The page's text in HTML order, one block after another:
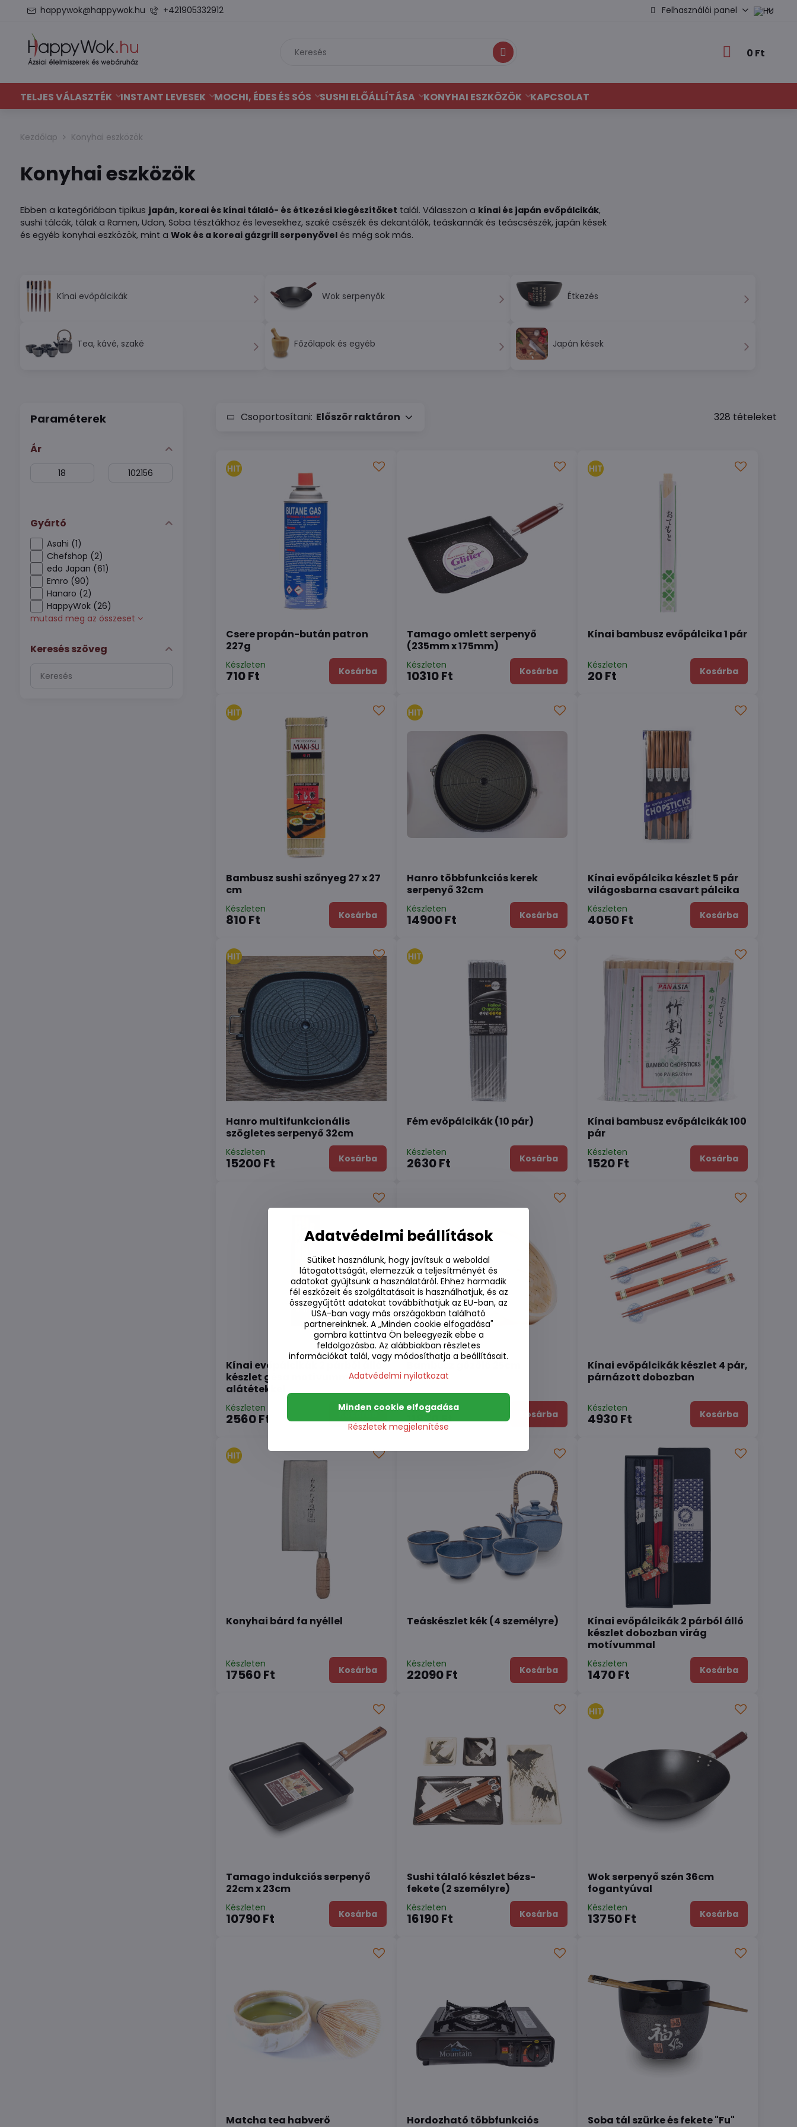
happywok@happywok.hu +421905332912 Felhasználói panel
Keresés 0 Ft
TELJES VÁLASZTÉK INSTANT LEVESEK MOCHI, ÉDES ÉS SÓS SUSHI ELŐÁLLÍTÁSA KONYHAI ESZKÖZÖK KAPCSOLAT
Kezdőlap Konyhai eszközök
Konyhai eszközök
Ebben a kategóriában tipikus japán, koreai és kínai tálaló- és étkezési kiegészítőket talál. Válasszon a kínai és japán evőpálcikák,
sushi tálcák, tálak a Ramen, Udon, Soba tésztákhoz és levesekhez, szaké csészék és dekantálók, teáskannák és teáscsészék, japán kések
és egyéb konyhai eszközök, mint a Wok és a koreai gázgrill serpenyővelés még sok más.
Kínai evőpálcikák Wok serpenyők Étkezés
Tea, kávé, szaké Főzőlapok és egyéb Japán kések
Csoportosítani: Először raktáron 328 tételeket
Csere propán-bután patron
227g
Készleten
710 Ft Kosárba
Tamago omlett serpenyő
(235mm x 175mm)
Készleten
10310 Ft Kosárba
Kínai bambusz evőpálcika 1 pár
Készleten
20 Ft Kosárba
Bambusz sushi szőnyeg 27 x 27
cm
Készleten
810 Ft Kosárba
Hanro többfunkciós kerek
serpenyő 32cm
Készleten
14900 Ft Kosárba
Kínai evőpálcika készlet 5 pár
világosbarna csavart pálcika
Készleten
4050 Ft Kosárba
Hanro multifunkcionális
szögletes serpenyő 32cm
Készleten
15200 Ft Kosárba
Fém evőpálcikák (10 pár)
Készleten
2630 Ft Kosárba
Kínai bambusz evőpálcikák 100
pár
Készleten
1520 Ft Kosárba
Kínai evőpálcikák 2 párból álló
készlet gésa motívummal,
alátétekkel
Készleten
2560 Ft
Bambusz gőzölő 25cm
Készleten
11830 Ft Kosárba
Kínai evőpálcikák készlet 4 pár,
párnázott dobozban
Készleten
4930 Ft Kosárba
Konyhai bárd fa nyéllel
Készleten
17560 Ft Kosárba
Teáskészlet kék (4 személyre)
Készleten
22090 Ft Kosárba
Kínai evőpálcikák 2 párból álló
készlet dobozban virág
motívummal
Készleten
1470 Ft Kosárba
Tamago indukciós serpenyő
22cm x 23cm
Készleten
10790 Ft Kosárba
Sushi tálaló készlet bézs-
fekete (2 személyre)
Készleten
16190 Ft Kosárba
Wok serpenyő szén 36cm
fogantyúval
Készleten
13750 Ft Kosárba
Matcha tea habverő
Hordozható többfunkciós
Soba tál szürke és fekete "Fu"
Paraméterek
Ár
Gyártó
Asahi (1)
Chefshop (2)
edo Japan (61)
Emro (90)
Hanaro (2)
HappyWok (26)
mutasd meg az összeset
Keresés szöveg
Keresés
Adatvédelmi beállítások
Sütiket használunk, hogy javítsuk a weboldal
látogatottságát, elemezzük a teljesítményét és
adatokat gyűjtsünk a használatáról. Ehhez harmadik
fél eszközeit és szolgáltatásait is használhatjuk, és az
összegyűjtött adatokat továbbíthatjuk az EU-ban, az
USA-ban vagy más országokban található
partnereinknek. A „Minden cookie elfogadása"
gombra kattintva Ön beleegyezik ebbe a
feldolgozásba. Az alábbiakban részletes
információkat talál, vagy módosíthatja a beállításait.
Adatvédelmi nyilatkozat
Részletek megjelenítése
Minden cookie elfogadása